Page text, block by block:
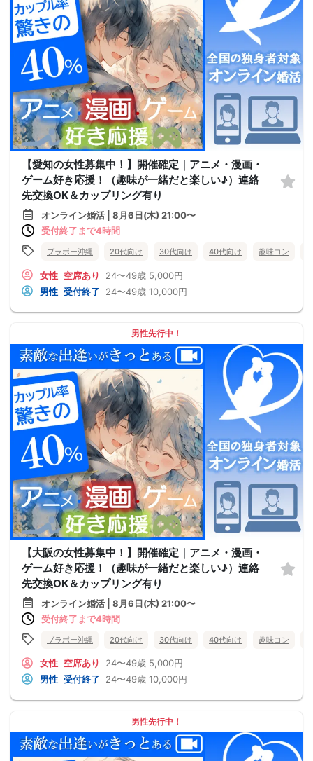
【愛知の女性募集中！】開催確定｜アニメ・漫画・
ゲーム好き応援！（趣味が一緒だと楽しい♪）連絡
先交換OK＆カップリング有り
オンライン婚活 | 8月6日(木) 21:00〜
受付終了まで4時間
ブラボー沖縄 20代向け 30代向け 40代向け 趣味コン
女性 空席あり 24〜49歳 5,000円
男性 受付終了 24〜49歳 10,000円
男性先行中！
【大阪の女性募集中！】開催確定｜アニメ・漫画・
ゲーム好き応援！（趣味が一緒だと楽しい♪）連絡
先交換OK＆カップリング有り
オンライン婚活 | 8月6日(木) 21:00〜
受付終了まで4時間
ブラボー沖縄 20代向け 30代向け 40代向け 趣味コン
女性 空席あり 24〜49歳 5,000円
男性 受付終了 24〜49歳 10,000円
男性先行中！